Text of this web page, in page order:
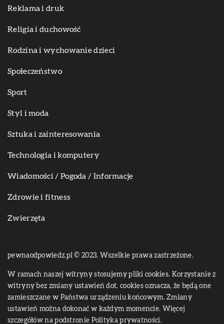
Reklama i druk
Religia i duchowość
Rodzina i wychowanie dzieci
Społeczeństwo
Sport
Styl i moda
Sztuka i zainteresowania
Technologia i komputery
Wiadomości / Pogoda / Informacje
Zdrowie i fitness
Zwierzęta
pewnaodpowiedz.pl © 2023. Wszelkie prawa zastrzeżone.
W ramach naszej witryny stosujemy pliki cookies. Korzystanie z
witryny bez zmiany ustawień dot. cookies oznacza, że będą one
zamieszczane w Państwa urządzeniu końcowym. Zmiany
ustawień można dokonać w każdym momencie. Więcej
szczegółów na podstronie Polityka prywatności.